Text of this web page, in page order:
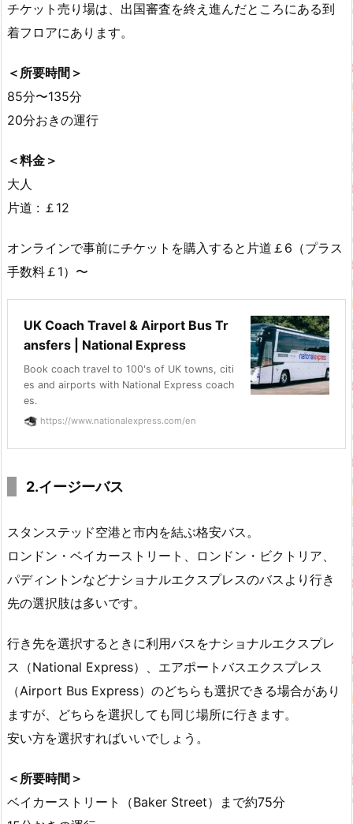
チケット売り場は、出国審査を終え進んだところにある到
着フロアにあります。
＜所要時間＞
85分〜135分
20分おきの運行
＜料金＞
大人
片道 : ￡12
オンラインで事前にチケットを購入すると片道￡6（プラス
手数料￡1）〜
UK Coach Travel & Airport Bus Tr
ansfers | National Express
Book coach travel to 100's of UK towns, citi
es and airports with National Express coach
es.
https://www.nationalexpress.com/en
2.イージーバス
スタンステッド空港と市内を結ぶ格安バス。
ロンドン・ベイカーストリート、ロンドン・ビクトリア、
パディントンなどナショナルエクスプレスのバスより行き
先の選択肢は多いです。
行き先を選択するときに利用バスをナショナルエクスプレ
ス（National Express）、エアポートバスエクスプレス
（Airport Bus Express）のどちらも選択できる場合があり
ますが、どちらを選択しても同じ場所に行きます。
安い方を選択すればいいでしょう。
＜所要時間＞
ベイカーストリート（Baker Street）まで約75分